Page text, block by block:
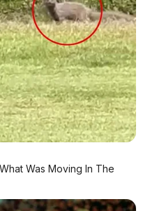
>
DENPASAR
2013 Manual – Hitam
Pajak Panjang!
Was Moving In The